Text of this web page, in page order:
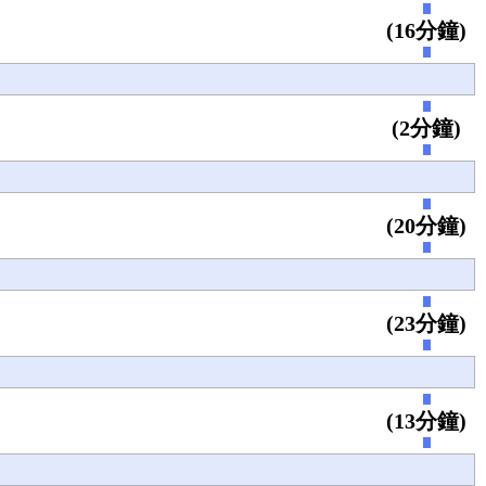
(16分鐘)
(2分鐘)
(20分鐘)
(23分鐘)
(13分鐘)